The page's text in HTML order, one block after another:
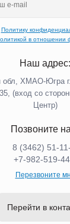
Политику
в отношении
Наш адрес:
обл, ХМАО-Югра
(вход со
Центр)
Позвоните
8 (3462) 51-
+7-982-519-
Перезвоните
Перейти в